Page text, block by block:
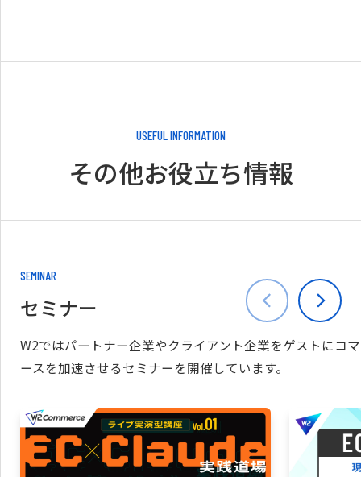
USEFUL INFORMATION
その他お役立ち情報
SEMINAR
セミナー
W2ではパートナー企業やクライアント企業をゲストにコマ
ースを加速させるセミナーを開催しています。